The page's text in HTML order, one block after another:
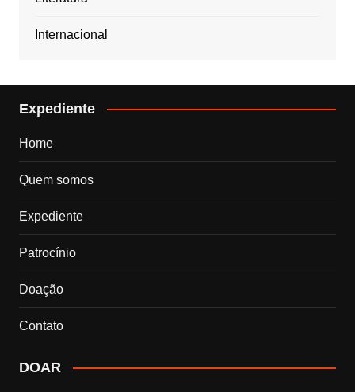
Internacional
Expediente
Home
Quem somos
Expediente
Patrocínio
Doação
Contato
DOAR